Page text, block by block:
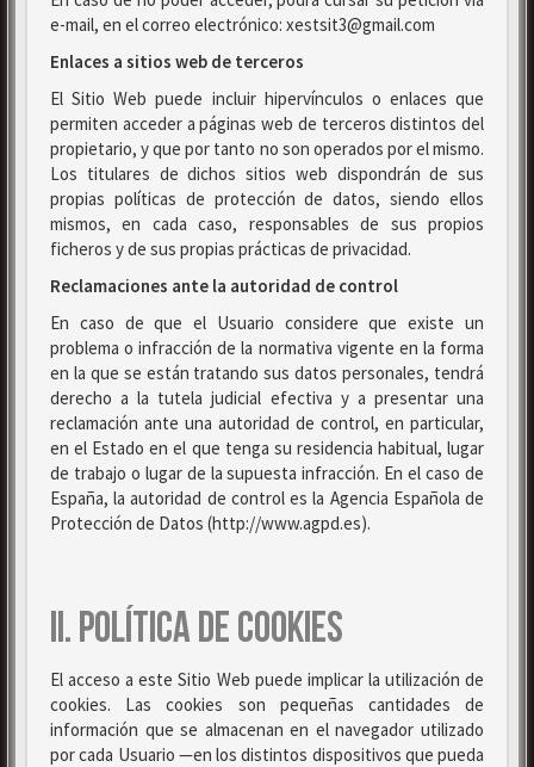
e-mail, en el correo electrónico: xestsit3@gmail.com
Enlaces a sitios web de terceros
El Sitio Web puede incluir hipervínculos o enlaces que
permiten acceder a páginas web de terceros distintos del
propietario, y que por tanto no son operados por el mismo.
Los titulares de dichos sitios web dispondrán de sus
propias políticas de protección de datos, siendo ellos
mismos, en cada caso, responsables de sus propios
ficheros y de sus propias prácticas de privacidad.
Reclamaciones ante la autoridad de control
En caso de que el Usuario considere que existe un
problema o infracción de la normativa vigente en la forma
en la que se están tratando sus datos personales, tendrá
derecho a la tutela judicial efectiva y a presentar una
reclamación ante una autoridad de control, en particular,
en el Estado en el que tenga su residencia habitual, lugar
de trabajo o lugar de la supuesta infracción. En el caso de
España, la autoridad de control es la Agencia Española de
Protección de Datos (http://www.agpd.es).
II. POLÍTICA DE COOKIES
El acceso a este Sitio Web puede implicar la utilización de
cookies. Las cookies son pequeñas cantidades de
información que se almacenan en el navegador utilizado
por cada Usuario —en los distintos dispositivos que pueda